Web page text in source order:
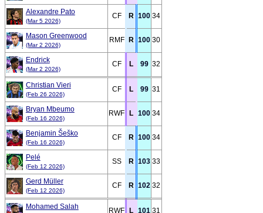
Alexandre Pato
(Mar 5 2026)
CF R 100 34
Mason Greenwood
(Mar 2 2026)
RMF R 100 30
Endrick
(Mar 2 2026)
CF L 99 32
Christian Vieri
(Feb 26 2026)
CF L 99 31
Bryan Mbeumo
(Feb 16 2026)
RWF L 100 34
Benjamin Šeško
(Feb 16 2026)
CF R 100 34
Pelé
(Feb 12 2026)
SS R 103 33
Gerd Müller
(Feb 12 2026)
CF R 102 32
Mohamed Salah RWF L 101 31